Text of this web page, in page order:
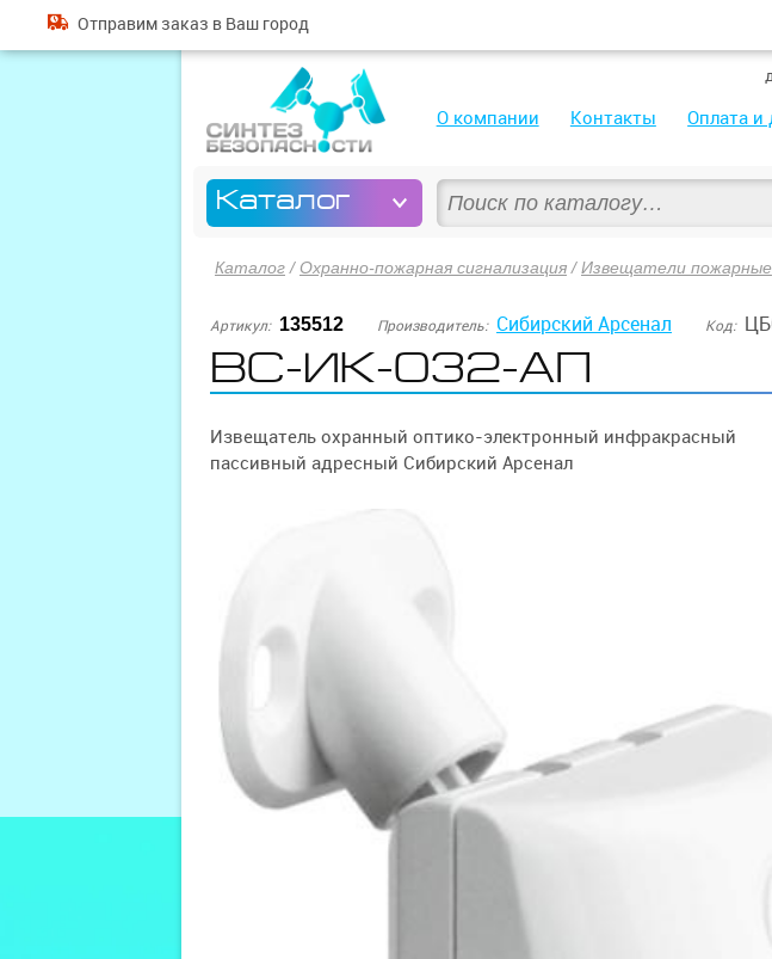
О компании Контакты Оплата и
Каталог
Отправим заказ в Ваш город
Каталог / Охранно-пожарная сигнализация /Извещатели пожарные
Артикул: 135512 Производитель: Сибирский Арсенал Код:
ВС-ИК-032-АП
Извещатель охранный оптико-электронный инфракрасный
пассивный адресный Сибирский Арсенал